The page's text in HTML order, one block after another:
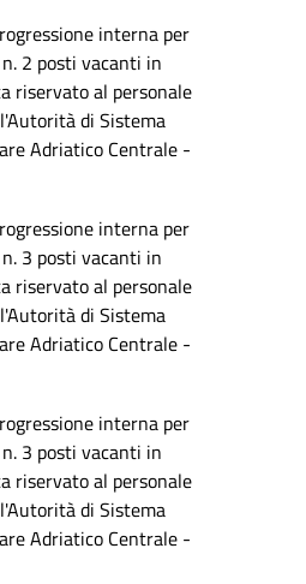
interna per
2 posti vacanti in
riservato al personale
di Sistema
Adriatico Centrale -
interna per
3 posti vacanti in
riservato al personale
di Sistema
Adriatico Centrale -
interna per
3 posti vacanti in
riservato al personale
di Sistema
Adriatico Centrale -